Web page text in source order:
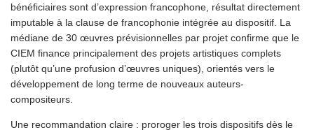
bénéficiaires sont d’expression francophone, résultat directement
imputable à la clause de francophonie intégrée au dispositif. La
médiane de 30 œuvres prévisionnelles par projet confirme que le
CIEM finance principalement des projets artistiques complets
(plutôt qu’une profusion d’œuvres uniques), orientés vers le
développement de long terme de nouveaux auteurs-
compositeurs.
Une recommandation claire : proroger les trois dispositifs dès le